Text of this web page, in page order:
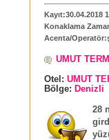
Kayıt:30.04.2018
Konaklama
Acenta/
UMUT
Otel: UMUT
Bölge: Denizli
28